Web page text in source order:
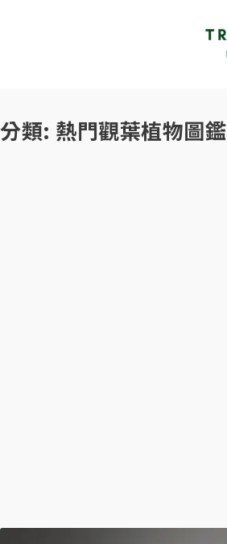
分類: 熱門觀葉植物圖鑑